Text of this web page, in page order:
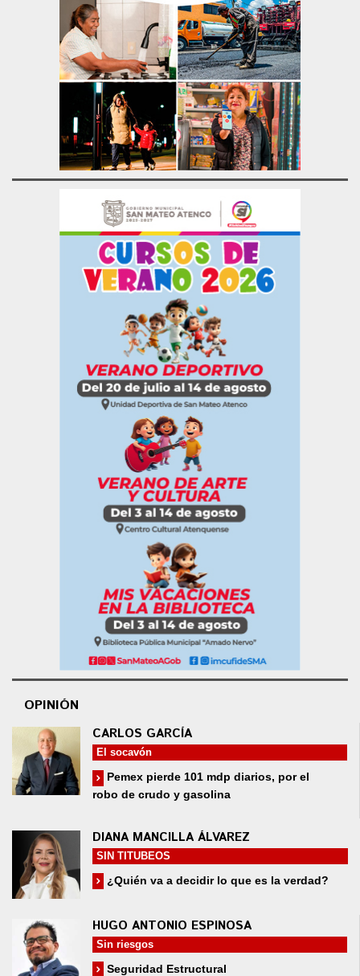
OPINIÓN
CARLOS GARCÍA
El socavón
Pemex pierde 101 mdp diarios, por el
robo de crudo y gasolina
DIANA MANCILLA ÁLVAREZ
SIN TITUBEOS
¿Quién va a decidir lo que es la verdad?
HUGO ANTONIO ESPINOSA
Sin riesgos
Seguridad Estructural